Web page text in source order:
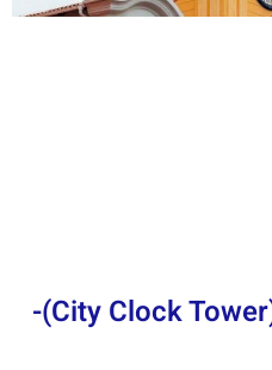
מגדל השעון ברייקה (City Clock Tower)-